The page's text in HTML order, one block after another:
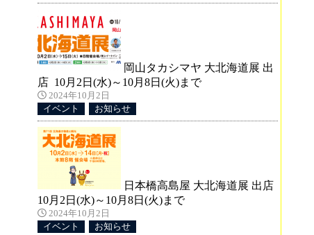
岡山タカシマヤ 大北海道展 出
店 10月2日(水)～10月8日(火)まで
2024年10月2日
イベント
お知らせ
日本橋高島屋 大北海道展 出店
10月2日(水)～10月8日(火)まで
2024年10月2日
イベント
お知らせ